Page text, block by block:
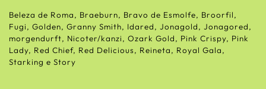
Beleza de Roma, Braeburn, Bravo de Esmolfe, Broorfil,
Fugi, Golden, Granny Smith, Idared, Jonagold, Jonagored,
morgendurft, Nicoter/kanzi, Ozark Gold, Pink Crispy, Pink
Lady, Red Chief, Red Delicious, Reineta, Royal Gala,
Starking e Story